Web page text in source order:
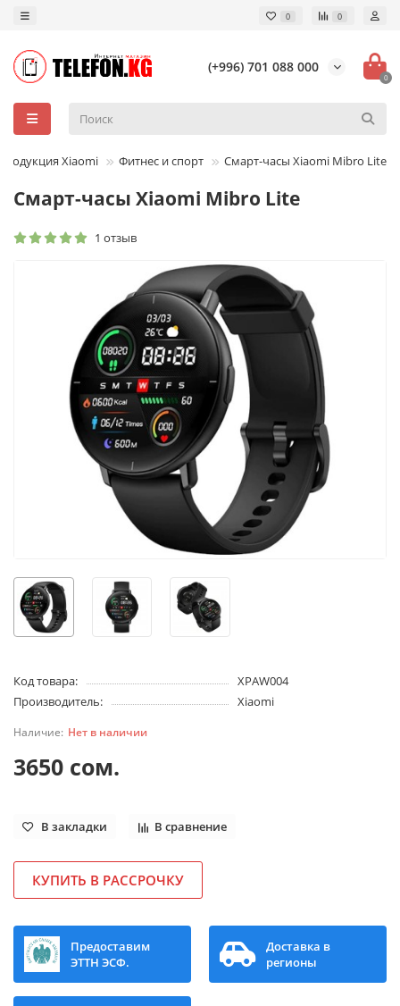
0 0
(+996) 701 088 000
0
Xiaomi Фитнес и спорт Смарт-часы Xiaomi Mibro Lite
Смарт-часы Xiaomi Mibro Lite
1 отзыв
Код товара:
XPAW004
Производитель:
Xiaomi
Нет в наличии
3650 сом.
В закладки В сравнение
КУПИТЬ В РАССРОЧКУ
Предоставим
ЭТТН ЭСФ.
Доставка в
регионы